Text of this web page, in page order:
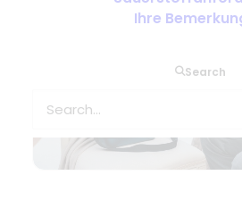
Ihre
Search